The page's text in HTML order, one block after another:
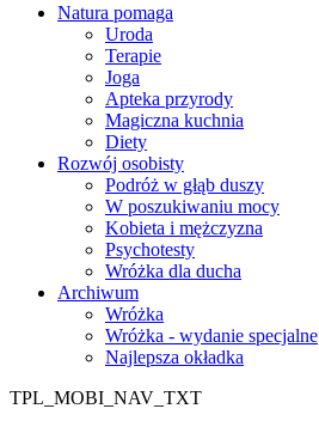
Natura pomaga
Uroda
Terapie
Joga
Apteka przyrody
Magiczna kuchnia
Diety
Rozwój osobisty
Podróż w głąb duszy
W poszukiwaniu mocy
Kobieta i mężczyzna
Psychotesty
Wróżka dla ducha
Archiwum
Wróżka
Wróżka - wydanie specjalne
Najlepsza okładka
TPL_MOBI_NAV_TXT